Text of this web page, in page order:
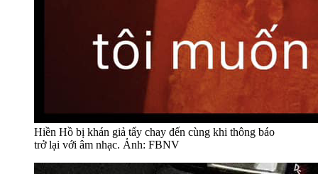
Hiền Hồ bị khán giả tẩy chay đến cùng khi thông báo
trở lại với âm nhạc. Ảnh: FBNV